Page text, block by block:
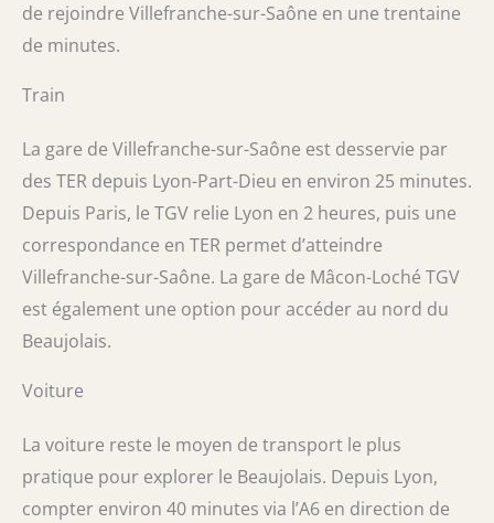
de rejoindre Villefranche-sur-Saône en une trentaine
de minutes.
Train
La gare de Villefranche-sur-Saône est desservie par
des TER depuis Lyon-Part-Dieu en environ 25 minutes.
Depuis Paris, le TGV relie Lyon en 2 heures, puis une
correspondance en TER permet d’atteindre
Villefranche-sur-Saône. La gare de Mâcon-Loché TGV
est également une option pour accéder au nord du
Beaujolais.
Voiture
La voiture reste le moyen de transport le plus
pratique pour explorer le Beaujolais. Depuis Lyon,
compter environ 40 minutes via l’A6 en direction de